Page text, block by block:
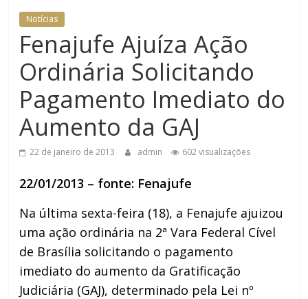
Notícias
Fenajufe Ajuíza Ação
Ordinária Solicitando
Pagamento Imediato do
Aumento da GAJ
22 de janeiro de 2013 admin 602 visualizações
22/01/2013 – fonte: Fenajufe
Na última sexta-feira (18), a Fenajufe ajuizou
uma ação ordinária na 2ª Vara Federal Cível
de Brasília solicitando o pagamento
imediato do aumento da Gratificação
Judiciária (GAJ), determinado pela Lei nº